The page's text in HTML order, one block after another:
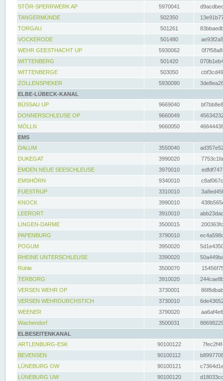
STÖR-SPERRWERK AP 5970041
TANGERMÜNDE
502350
TORGAU
501261
VOCKERODE
501480
WEHR GEESTHACHT UP
5930062
WITTENBERG
501420
WITTENBERGE
503050
ZOLLENSPIEKER
5930090
ELBE-LÜBECK-KANAL
BÜSSAU UP
9669040
DONNERSCHLEUSE OP
9660049
MÖLLN
9660050
EMS
DALUM
3550040
DUKEGAT
3990020
EMDEN NEUE SEESCHLEUSE
3970010
EMSHÖRN
9340010
FUESTRUP
3310010
KNOCK
3990010
LEERORT
3910010
LINGEN-DARME
3500015
PAPENBURG
3790010
POGUM
3950020
RHEINE UNTERSCHLEUSE
3390020
Rühle
3500070
TERBORG
3910020
VERSEN WEHR OP
3730001
VERSEN WEHRDURCHSTICH
3730010
WEENER
3790020
Wachendorf
3500031
ELBESEITENKANAL
ARTLENBURG-ESK
90100122
BEVENSEN
90100112
LÜNEBURG OW
90100121
LÜNEBURG UW
90100120